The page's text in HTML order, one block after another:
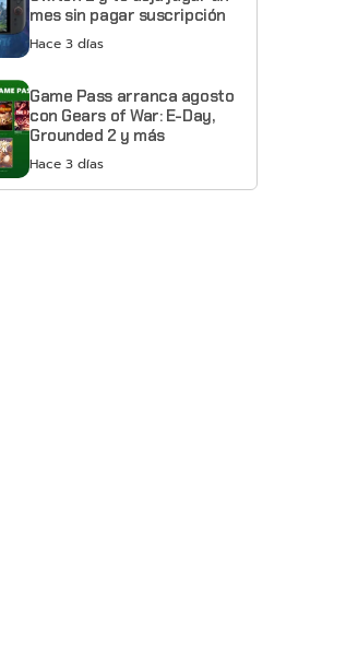
mes sin pagar suscripción
Hace 3 días
Game Pass arranca agosto
con Gears of War: E-Day,
Grounded 2 y más
Hace 3 días